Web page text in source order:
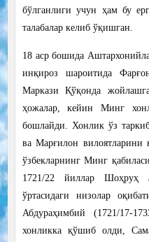
бўлганлиги учун ҳам бу
талабалар келиб ўқишган.
18 аср бошида
инқироз шароитида
Маркази Қўқонда
ҳожалар, кейин Минг
бошлайди. Хонлик ўз
ва Марғилон
ўзбекларнинг Минг
1721/22 йиллар Шоҳруҳ
ўртасидаги низолар
Абдураҳимбий (1721/17-
хонликка қўшиб олди,